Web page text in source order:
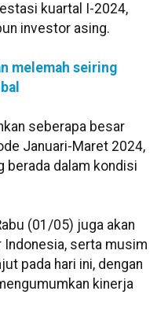
kuartal I-2024,
investor asing.
melemah seiring
seberapa besar
Januari-Maret 2024,
berada dalam kondisi
(01/05) juga akan
serta musim
pada hari ini, dengan
kinerja